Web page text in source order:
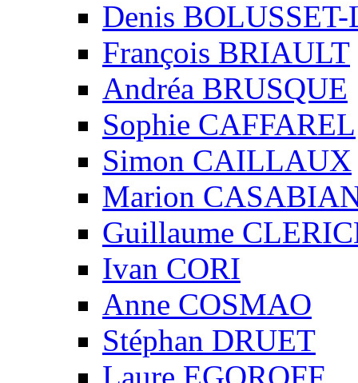
Denis
François BRIAULT
Andréa BRUSQUE
Sophie CAFFAREL
Simon CAILLAUX
Marion
Guillaume
Ivan CORI
Anne COSMAO
Stéphan DRUET